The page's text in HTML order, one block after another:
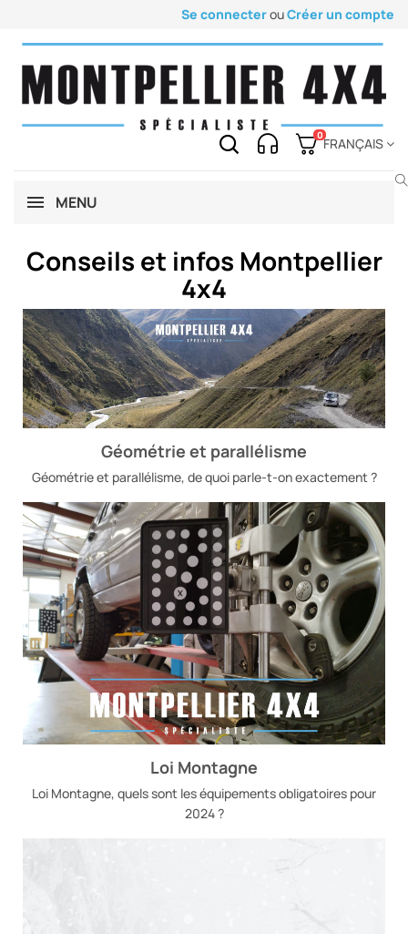
Se connecterouCréer un compte
0
FRANÇAIS
MENU
Conseils et infos Montpellier
4x4
Géométrie et parallélisme
Géométrie et parallélisme, de quoi parle-t-on exactement ?
Loi Montagne
Loi Montagne, quels sont les équipements obligatoires pour
2024 ?